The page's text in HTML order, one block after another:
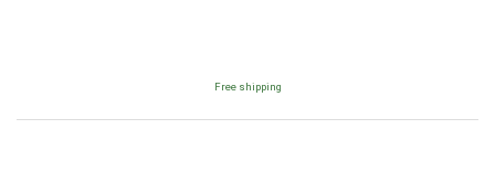
Free shipping